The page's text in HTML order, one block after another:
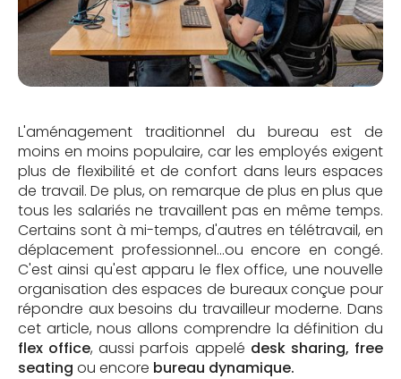
L'aménagement traditionnel du bureau est de
moins en moins populaire, car les employés exigent
plus de flexibilité et de confort dans leurs espaces
de travail. De plus, on remarque de plus en plus que
tous les salariés ne travaillent pas en même temps.
Certains sont à mi-temps, d'autres en télétravail, en
déplacement professionnel...ou encore en congé.
C'est ainsi qu'est apparu le flex office, une nouvelle
organisation des espaces de bureaux conçue pour
répondre aux besoins du travailleur moderne. Dans
cet article, nous allons comprendre la définition du
flex office, aussi parfois appelé desk sharing, free
seating ou encore bureau dynamique.